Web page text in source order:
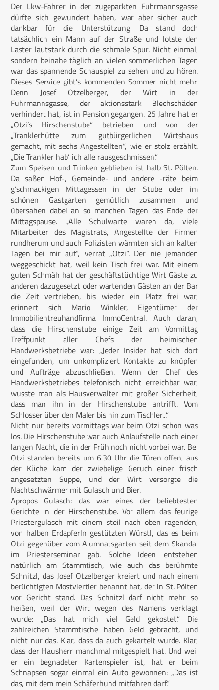
Der Lkw-Fahrer in der zugeparkten Fuhrmannsgasse
dürfte sich gewundert haben, war aber sicher auch
dankbar für die Unterstützung: Da stand doch
tatsächlich ein Mann auf der Straße und lotste den
Laster lautstark durch die schmale Spur. Nicht einmal,
sondern beinahe täglich an vielen sommerlichen Tagen
war das spannende Schauspiel zu sehen und zu hören.
Dieses Service gibt’s kommenden Sommer nicht mehr.
Denn Josef Otzelberger, der Wirt in der
Fuhrmannsgasse, der aktionsstark Blechschäden
verhindert hat, ist in Pension gegangen. 25 Jahre hat er
„Otzi’s Hirschenstube“ betrieben und von der
„Tranklerhütte zum gutbürgerlichen Wirtshaus
gemacht, mit sechs Angestellten“, wie er stolz erzählt:
„Die Trankler hab‘ ich alle rausgeschmissen.“
Zum Speisen und Trinken geblieben ist halb St. Pölten.
Da saßen Hof-, Gemeinde- und andere -räte beim
g’schmackigen Mittagessen in der Stube oder im
schönen Gastgarten gemütlich zusammen und
übersahen dabei an so manchen Tagen das Ende der
Mittagspause. „Alle Schulwarte waren da, viele
Mitarbeiter des Magistrats, Angestellte der Firmen
rundherum und auch Polizisten wärmten sich an kalten
Tagen bei mir auf“, verrät „Otzi“. Der nie jemanden
weggeschickt hat, weil kein Tisch frei war. Mit einem
guten Schmäh hat der geschäftstüchtige Wirt Gäste zu
anderen dazugesetzt oder wartenden Gästen an der Bar
die Zeit vertrieben, bis wieder ein Platz frei war,
erinnert sich Mario Winkler, Eigentümer der
Immobilientreuhandfirma ImmoCentral. Auch daran,
dass die Hirschenstube einige Zeit am Vormittag
Treffpunkt aller Chefs der heimischen
Handwerksbetriebe war: „Jeder Insider hat sich dort
eingefunden, um unkompliziert Kontakte zu knüpfen
und Aufträge abzuschließen. Wenn der Chef des
Handwerksbetriebes telefonisch nicht erreichbar war,
wusste man als Hausverwalter mit großer Sicherheit,
dass man ihn in der Hirschenstube antrifft. Vom
Schlosser über den Maler bis hin zum Tischler...“
Nicht nur bereits vormittags war beim Otzi schon was
los. Die Hirschenstube war auch Anlaufstelle nach einer
langen Nacht, die in der Früh noch nicht vorbei war. Bei
Otzi standen bereits um 6.30 Uhr die Türen offen, aus
der Küche kam der zwiebelige Geruch einer frisch
angesetzten Suppe, und der Wirt versorgte die
Nachtschwärmer mit Gulasch und Bier.
Apropos Gulasch: das war eines der beliebtesten
Gerichte in der Hirschenstube. Vor allem das feurige
Priestergulasch mit einem steil nach oben ragenden,
von halben Erdapferln gestützten Würstl, das es beim
Otzi gegenüber vom Alumnatsgarten seit dem Skandal
im Priesterseminar gab. Solche Ideen entstehen
natürlich am Stammtisch, wie auch das berühmte
Schnitzl, das Josef Otzelberger kreiert und nach einem
berüchtigten Mostviertler benannt hat, der in St. Pölten
vor Gericht stand. Das Schnitzl darf nicht mehr so
heißen, weil der Wirt wegen des Namens verklagt
wurde: „Das hat mich viel Geld gekostet.“ Die
zahlreichen Stammtische haben Geld gebracht, und
nicht nur das. Klar, dass da auch gekartelt wurde. Klar,
dass der Hausherr manchmal mitgespielt hat. Und weil
er ein begnadeter Kartenspieler ist, hat er beim
Schnapsen sogar einmal ein Auto gewonnen: „Das ist
das, mit dem mein Schäferhund mitfahren darf.“